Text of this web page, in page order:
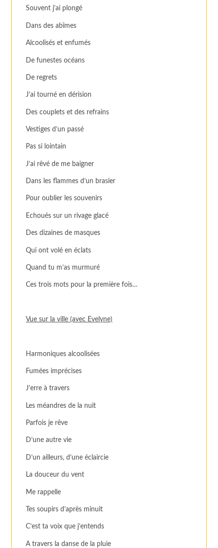
Souvent j’ai plongé
Dans des abîmes
Alcoolisés et enfumés
De funestes océans
De regrets
J’ai tourné en dérision
Des couplets et des refrains
Vestiges d’un passé
Pas si lointain
J’ai rêvé de me baigner
Dans les flammes d’un brasier
Pour oublier les souvenirs
Echoués sur un rivage glacé
Des dizaines de masques
Qui ont volé en éclats
Quand tu m’as murmuré
Ces trois mots pour la première fois…
Vue sur la ville (avec Evelyne)
Harmoniques alcoolisées
Fumées imprécises
J’erre à travers
Les méandres de la nuit
Parfois je rêve
D’une autre vie
D’un ailleurs, d’une éclaircie
La douceur du vent
Me rappelle
Tes soupirs d’après minuit
C’est ta voix que j’entends
A travers la danse de la pluie